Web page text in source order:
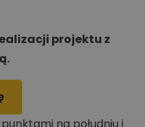
projektu z